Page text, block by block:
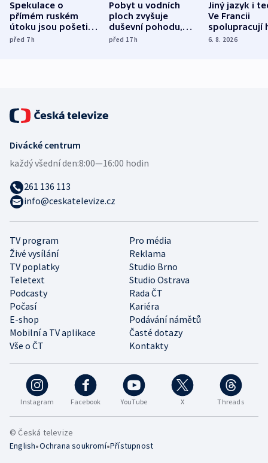
Spekulace o
přímém ruském
útoku jsou pošetilé,
míní estonský
před 7h
Pobyt u vodních
ploch zvyšuje
duševní pohodu,
ukázala
před 17h
Jiný jazyk i
Ve Francii
spolupracují
různých zemí
6. 8. 2026
Instagram Facebook YouTube X Threads
TV program
Pro média
Živé vysílání
Reklama
TV poplatky
Studio Brno
Teletext
Studio Ostrava
Podcasty
Rada ČT
Počasí
Kariéra
E-shop
Podávání námětů
Mobilní a TV aplikace
Časté dotazy
Vše o ČT
Kontakty
Divácké centrum
každý všední den:8:00—16:00 hodin
261 136 113
info@ceskatelevize.cz
© Česká televize
English•Ochrana soukromí•Přístupnost